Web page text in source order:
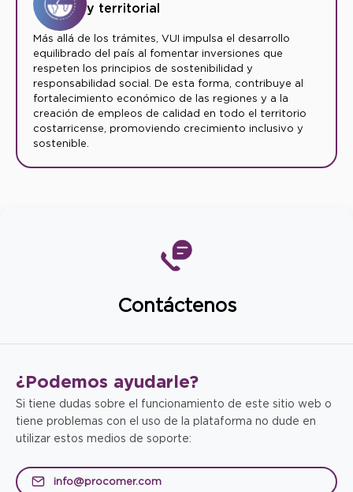
y territorial
Más allá de los trámites, VUI impulsa el desarrollo
equilibrado del país al fomentar inversiones que
respeten los principios de sostenibilidad y
responsabilidad social. De esta forma, contribuye al
fortalecimiento económico de las regiones y a la
creación de empleos de calidad en todo el territorio
costarricense, promoviendo crecimiento inclusivo y
sostenible.
Contáctenos
¿Podemos ayudarle?
Si tiene dudas sobre el funcionamiento de este sitio web o
tiene problemas con el uso de la plataforma no dude en
utilizar estos medios de soporte:
info@procomer.com